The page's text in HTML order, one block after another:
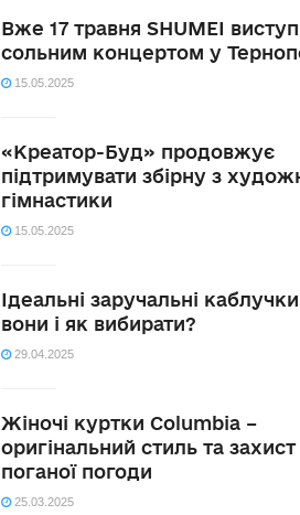
Вже 17 травня SHUMEI
сольним концертом у
15.05.2025
«Креатор-Буд» продовжує
підтримувати збірну з
гімнастики
15.05.2025
Ідеальні заручальні каблучки
вони і як вибирати?
29.04.2025
Жіночі куртки Columbia –
оригінальний стиль та захист
поганої погоди
25.03.2025